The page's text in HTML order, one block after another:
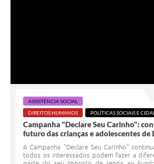
ASSISTÊNCIA SOCIAL
DIREITOS HUMANOS
POLÍTICAS SOCIAIS E
Campanha "Declare Seu Carinho":
futuro das crianças e adolescentes de
A Campanha "Declare Seu Carinho"
todos os interessados podem fazer a